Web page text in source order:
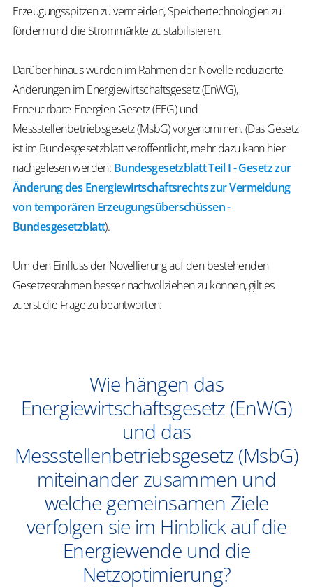
Erzeugungsspitzen zu vermeiden, Speichertechnologien zu
fördern und die Strommärkte zu stabilisieren.
Darüber hinaus wurden im Rahmen der Novelle reduzierte
Änderungen im Energiewirtschaftsgesetz (EnWG),
Erneuerbare-Energien-Gesetz (EEG) und
Messstellenbetriebsgesetz (MsbG) vorgenommen. (Das Gesetz
ist im Bundesgesetzblatt veröffentlicht, mehr dazu kann hier
nachgelesen werden: Bundesgesetzblatt Teil I - Gesetz zur
Änderung des Energiewirtschaftsrechts zur Vermeidung
von temporären Erzeugungsüberschüssen -
Bundesgesetzblatt).
Um den Einfluss der Novellierung auf den bestehenden
Gesetzesrahmen besser nachvollziehen zu können, gilt es
zuerst die Frage zu beantworten:
Wie hängen das
Energiewirtschaftsgesetz (EnWG)
und das
Messstellenbetriebsgesetz (MsbG)
miteinander zusammen und
welche gemeinsamen Ziele
verfolgen sie im Hinblick auf die
Energiewende und die
Netzoptimierung?